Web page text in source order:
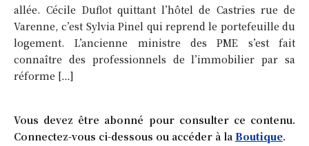
allée. Cécile Duflot quittant l’hôtel de Castries rue de
Varenne, c’est Sylvia Pinel qui reprend le portefeuille du
logement. L’ancienne ministre des PME s’est fait
connaître des professionnels de l’immobilier par sa
réforme […]
Vous devez être abonné pour consulter ce contenu.
Connectez-vous ci-dessous ou accéder à la Boutique.